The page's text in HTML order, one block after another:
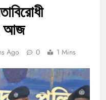
আজ
Ago 0 1 Mins